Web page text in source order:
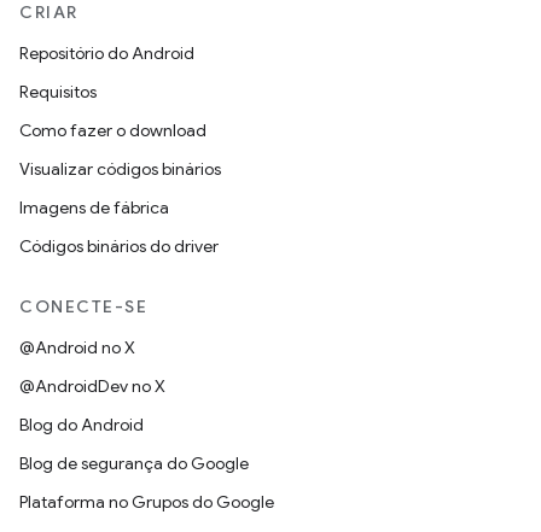
CRIAR
Repositório do Android
Requisitos
Como fazer o download
Visualizar códigos binários
Imagens de fábrica
Códigos binários do driver
CONECTE-SE
@Android no X
@AndroidDev no X
Blog do Android
Blog de segurança do Google
Plataforma no Grupos do Google